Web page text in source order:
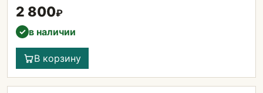
2 800₽
✓ в наличии
В корзину